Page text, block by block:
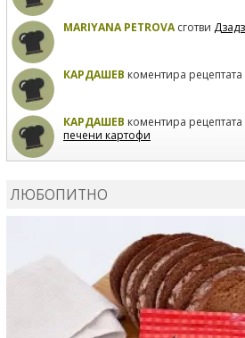
MARIYANA PETROVAсготви
КАРДАШЕВ коментира рецептата
КАРДАШЕВ коментира рецептата
печени картофи
ЛЮБОПИТНО